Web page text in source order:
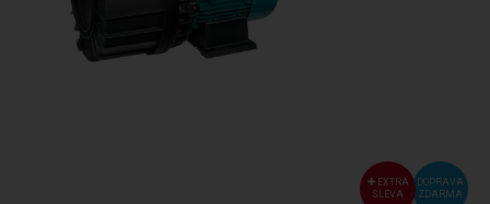
DOPRAVA
ZDARMA
EXTRA
SLEVA